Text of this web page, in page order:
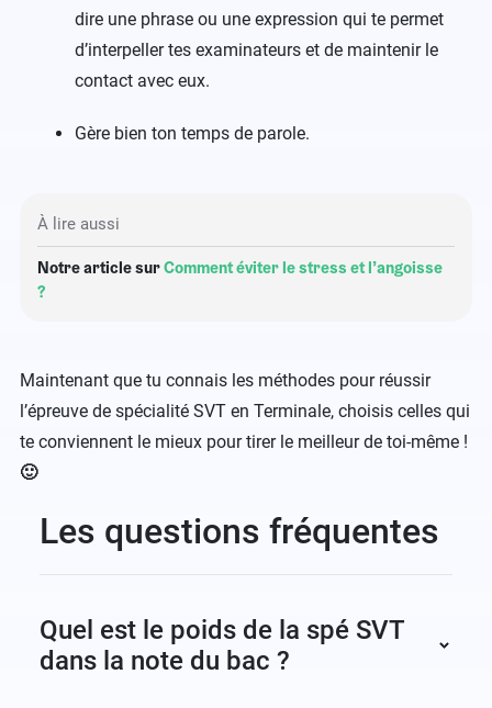
dire une phrase ou une expression qui te permet
d’interpeller tes examinateurs et de maintenir le
contact avec eux.
Gère bien ton temps de parole.
À lire aussi
Notre article surComment éviter le stress et l’angoisse
?
Maintenant que tu connais les méthodes pour réussir
l’épreuve de spécialité SVT en Terminale, choisis celles qui
te conviennent le mieux pour tirer le meilleur de toi-même !
🙂
Les questions fréquentes
Quel est le poids de la spé SVT
dans la note du bac ?